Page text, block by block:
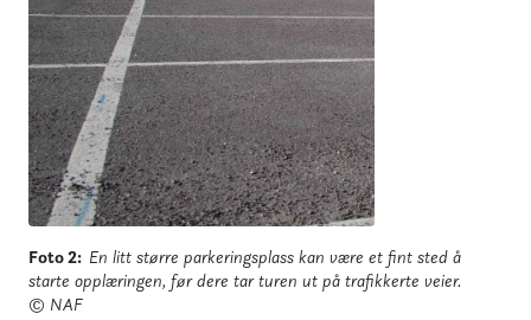
Foto 2: En litt større parkeringsplass kan være et fint sted å
starte opplæringen, før dere tar turen ut på trafikkerte veier.
© NAF